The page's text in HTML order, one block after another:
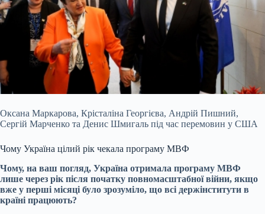
Оксана Маркарова, Крісталіна Георгієва, Андрій Пишний,
Сергій Марченко та Денис Шмигаль під час перемовин у США
Чому Україна цілий рік чекала програму МВФ
Чому, на ваш погляд, Україна отримала програму МВФ
лише через рік після початку повномасштабної війни, якщо
вже у перші місяці було зрозуміло, що всі держінститути в
країні працюють?